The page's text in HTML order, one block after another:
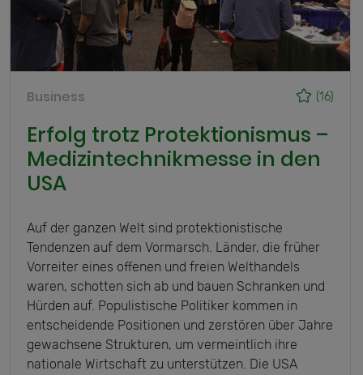
(16)
Business
Erfolg trotz Protektionismus –
Medizintechnikmesse in den
USA
Auf der ganzen Welt sind protektionistische
Tendenzen auf dem Vormarsch. Länder, die früher
Vorreiter eines offenen und freien Welthandels
waren, schotten sich ab und bauen Schranken und
Hürden auf. Populistische Politiker kommen in
entscheidende Positionen und zerstören über Jahre
gewachsene Strukturen, um vermeintlich ihre
nationale Wirtschaft zu unterstützen. Die USA